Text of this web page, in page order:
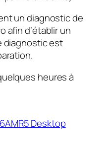
un diagnostic de
afin d’établir un
diagnostic est
heures à
Desktop